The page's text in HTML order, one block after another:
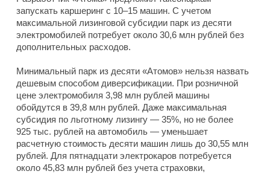
запускать каршеринг с 10–15 машин. С учетом
максимальной лизинговой субсидии парк из десяти
электромобилей потребует около 30,6 млн рублей без
дополнительных расходов.
Минимальный парк из десяти «Атомов» нельзя назвать
дешевым способом диверсификации. При розничной
цене электромобиля 3,98 млн рублей машины
обойдутся в 39,8 млн рублей. Даже максимальная
субсидия по льготному лизингу — 35%, но не более
925 тыс. рублей на автомобиль — уменьшает
расчетную стоимость десяти машин лишь до 30,55 млн
рублей. Для пятнадцати электрокаров потребуется
около 45,83 млн рублей без учета страховки,